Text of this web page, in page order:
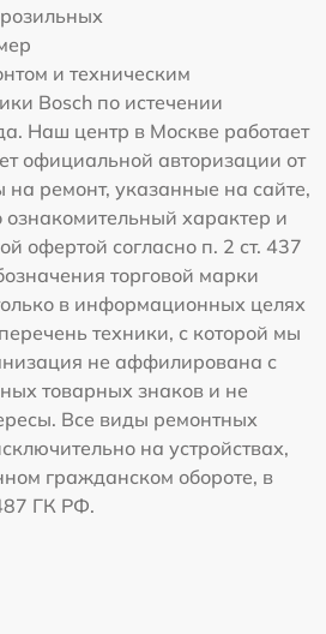
и техническим
Bosch по истечении
Наш центр в Москве работает
официальной авторизации от
ремонт, указанные на сайте,
ознакомительный характер и
офертой согласно п. 2 ст. 437
торговой марки
в информационных целях
техники, с которой мы
не аффилирована с
товарных знаков и не
Все виды ремонтных
на устройствах,
гражданском обороте, в
ГК РФ.